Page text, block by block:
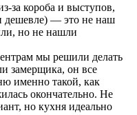
за короба и выступов,
дешевле) — это не наш
но не нашли
мы решили делать
замерщика, он все
именно такой, как
окончательно. Не
но кухня идеально